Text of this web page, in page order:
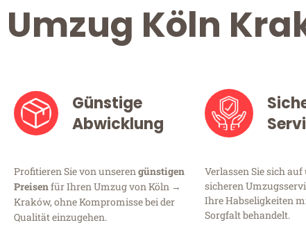
Umzug Köln
Günstige
Abwicklung
Profitieren Sie von unserengünstigen
Preisenfür Ihren Umzug von Köln →
Kraków, ohne Kompromisse bei der
Qualität einzugehen.
Verlassen Sie sich
sicheren
Ihre Habseligkeiten
Sorgfalt behandelt.